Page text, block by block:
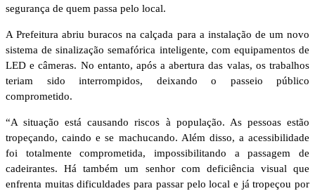
segurança de quem passa pelo local.
A Prefeitura abriu buracos na calçada para a instalação de um novo
sistema de sinalização semafórica inteligente, com equipamentos de
LED e câmeras. No entanto, após a abertura das valas, os trabalhos
teriam sido interrompidos, deixando o passeio público
comprometido.
“A situação está causando riscos à população. As pessoas estão
tropeçando, caindo e se machucando. Além disso, a acessibilidade
foi totalmente comprometida, impossibilitando a passagem de
cadeirantes. Há também um senhor com deficiência visual que
enfrenta muitas dificuldades para passar pelo local e já tropeçou por